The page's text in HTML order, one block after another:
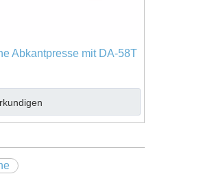
Abkantpresse mit DA-58T